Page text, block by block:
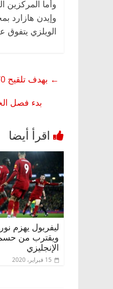
الويلزي يتفوق
← بهدف تلقيح 70% من سكان العالم.. الولايات المتحدة ستضاعف جهود مكافحة كورونا عالميا
بدء فصل
ليفربول يهزم
ويقترب من
الإنجليزي
15 فبراير، 2020